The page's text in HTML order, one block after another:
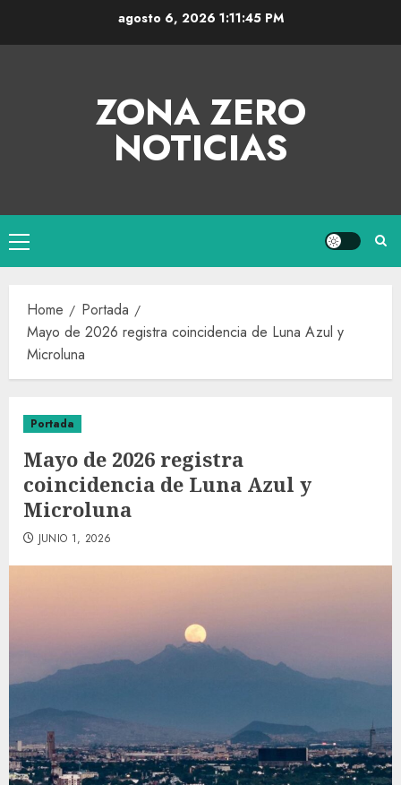
agosto 6, 2026 1:11:46 PM
ZONA ZERO
NOTICIAS
Home
Portada
Mayo de 2026 registra coincidencia de Luna Azul y
Microluna
Portada
Mayo de 2026 registra
coincidencia de Luna Azul y
Microluna
JUNIO 1, 2026